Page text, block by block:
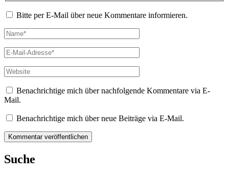
Bitte per E-Mail über neue Kommentare informieren.
Name*
E-
Mail-
Adresse*
Website
Benachrichtige mich über nachfolgende Kommentare via E-
Mail.
Benachrichtige mich über neue Beiträge via E-Mail.
Suche